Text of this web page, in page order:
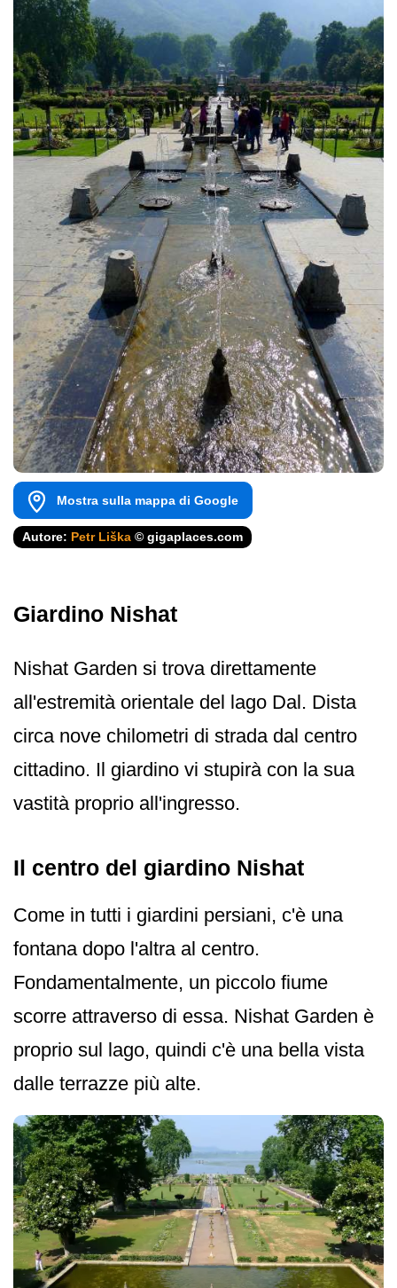
Mostra sulla mappa di Google
Autore: Petr Liška © gigaplaces.com
Giardino Nishat
Nishat Garden si trova direttamente
all'estremità orientale del lago Dal. Dista
circa nove chilometri di strada dal centro
cittadino. Il giardino vi stupirà con la sua
vastità proprio all'ingresso.
Il centro del giardino Nishat
Come in tutti i giardini persiani, c'è una
fontana dopo l'altra al centro.
Fondamentalmente, un piccolo fiume
scorre attraverso di essa. Nishat Garden è
proprio sul lago, quindi c'è una bella vista
dalle terrazze più alte.